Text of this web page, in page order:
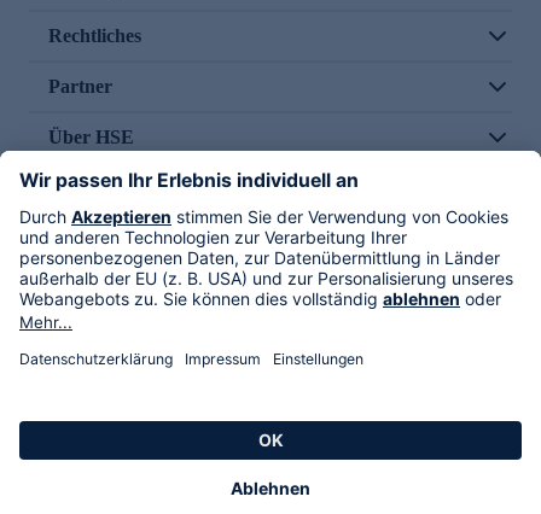
Rechtliches
Partner
Über HSE
Im TV
HSE International